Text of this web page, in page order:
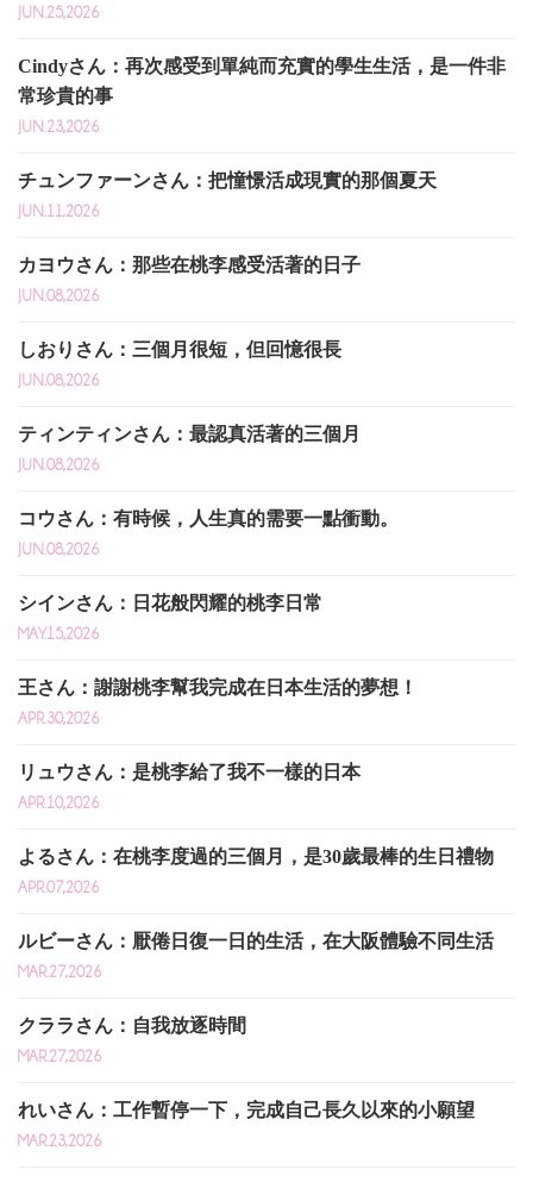
JUN.25,2026
Cindyさん：再次感受到單純而充實的學生生活，是一件非
常珍貴的事
JUN.23,2026
チュンファーンさん：把憧憬活成現實的那個夏天
JUN.11,2026
カヨウさん：那些在桃李感受活著的日子
JUN.08,2026
しおりさん：三個月很短，但回憶很長
JUN.08,2026
ティンティンさん：最認真活著的三個月
JUN.08,2026
コウさん：有時候，人生真的需要一點衝動。
JUN.08,2026
シインさん：日花般閃耀的桃李日常
MAY.15,2026
王さん：謝謝桃李幫我完成在日本生活的夢想！
APR.30,2026
リュウさん：是桃李給了我不一樣的日本
APR.10,2026
よるさん：在桃李度過的三個月，是30歲最棒的生日禮物
APR.07,2026
ルビーさん：厭倦日復一日的生活，在大阪體驗不同生活
MAR.27,2026
クララさん：自我放逐時間
MAR.27,2026
れいさん：工作暫停一下，完成自己長久以來的小願望
MAR.23,2026